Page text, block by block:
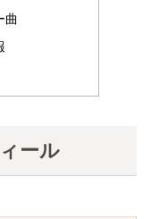
曲
ール